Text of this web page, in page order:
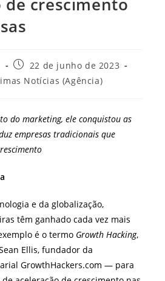
Post
publicado:
22 de junho de 2023
Notícias (Agência)
do marketing, ele conquistou as
empresas tradicionais que
e da globalização,
têm ganhado cada vez mais
é o termo Growth Hacking,
Ellis, fundador da
GrowthHackers.com — para